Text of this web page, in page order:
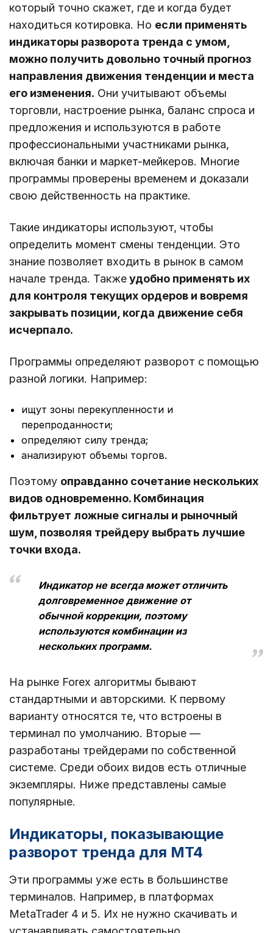
который точно скажет, где и когда будет
находиться котировка. Но если применять
индикаторы разворота тренда с умом,
можно получить довольно точный прогноз
направления движения тенденции и места
его изменения. Они учитывают объемы
торговли, настроение рынка, баланс спроса и
предложения и используются в работе
профессиональными участниками рынка,
включая банки и маркет-мейкеров. Многие
программы проверены временем и доказали
свою действенность на практике.
Такие индикаторы используют, чтобы
определить момент смены тенденции. Это
знание позволяет входить в рынок в самом
начале тренда. Такжеудобно применять их
для контроля текущих ордеров и вовремя
закрывать позиции, когда движение себя
исчерпало.
Программы определяют разворот с помощью
разной логики. Например:
ищут зоны перекупленности и
перепроданности;
определяют силу тренда;
анализируют объемы торгов.
Поэтому оправданно сочетание нескольких
видов одновременно. Комбинация
фильтрует ложные сигналы и рыночный
шум, позволяя трейдеру выбрать лучшие
точки входа.
Индикатор не всегда может отличить
долговременное движение от
обычной коррекции, поэтому
используются комбинации из
нескольких программ.
На рынке Forex алгоритмы бывают
стандартными и авторскими. К первому
варианту относятся те, что встроены в
терминал по умолчанию. Вторые ―
разработаны трейдерами по собственной
системе. Среди обоих видов есть отличные
экземпляры. Ниже представлены самые
популярные.
Индикаторы, показывающие
разворот тренда для МТ4
Эти программы уже есть в большинстве
терминалов. Например, в платформах
MetaTrader 4 и 5. Их не нужно скачивать и